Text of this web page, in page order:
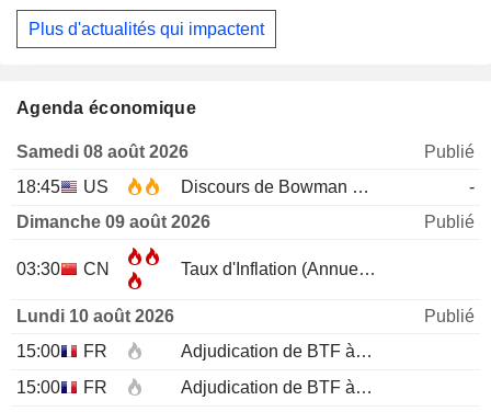
Plus d'actualités qui impactent
Agenda économique
Samedi 08 août 2026
Publié
18:45
US Discours de Bowman de la Fed
-
Dimanche 09 août 2026
Publié
03:30 CN Taux d'Inflation (Annuel)
Lundi 10 août 2026
Publié
15:00
FR
Adjudication de BTF à 12 mois
15:00
FR
Adjudication de BTF à 6 mois